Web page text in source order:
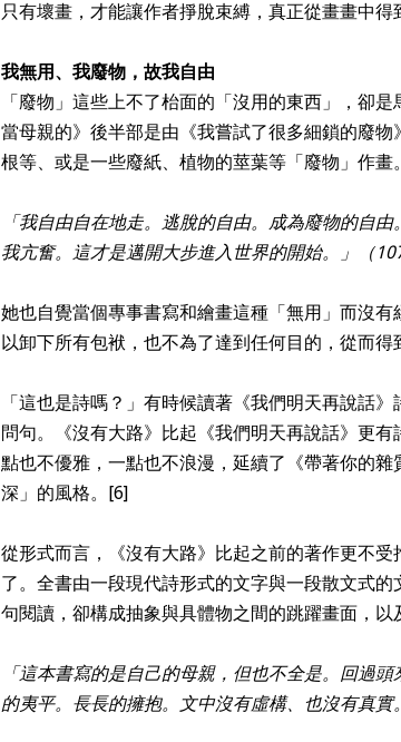
只有壞畫，才能讓作者掙脫束縛，真正從畫畫中得
我無用、我廢物，故我自由
「廢物」這些上不了枱面的「沒用的東西」，卻
當母親的》後半部是由《我嘗試了很多細鎖的廢
根等、或是一些廢紙、植物的莖葉等「廢物」作畫。
「我自由自在地走。逃脫的自由。成為廢物的自
我亢奮。這才是邁開大步進入世界的開始。」（107
她也自覺當個專事書寫和繪畫這種「無用」而沒
以卸下所有包袱，也不為了達到任何目的，從而得
「這也是詩嗎？」有時候讀著《我們明天再說話
問句。《沒有大路》比起《我們明天再說話》更有
點也不優雅，一點也不浪漫，延續了《帶著你的
深」的風格。
[6]
從形式而言，《沒有大路》比起之前的著作更不
了。全書由一段現代詩形式的文字與一段散文式
句閱讀，卻構成抽象與具體物之間的跳躍畫面，以
「這本書寫的是自己的母親，但也不全是。回過
的夷平。長長的擁抱。文中沒有虛構、也沒有真實